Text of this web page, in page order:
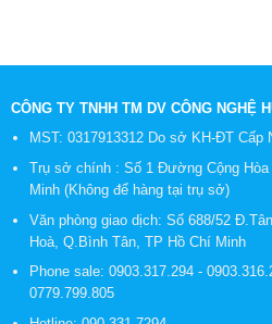
CÔNG TY TNHH TM DV CÔNG NGHỆ
MST: 0317913312 Do sở KH-ĐT Cấp
Trụ sở chính : Số 1 Đường Cộng Hòa
Minh (Không để hàng tại trụ sở)
Văn phòng giao dịch: Số 688/52
Hoà, Q.Bình Tân, TP Hồ Chí Minh
Phone sale: 0903.317.294 -
0779.799.805